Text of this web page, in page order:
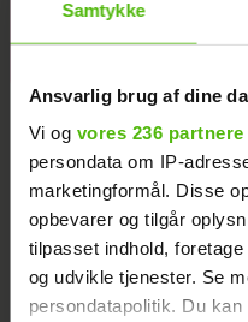
Samtykke
Ansvarlig brug af dine
Vi og vores 236 partnere
persondata om IP-
marketingformål. Disse
opbevarer og tilgår
tilpasset indhold,
og udvikle tjenester. Se
persondatapolitik. Du